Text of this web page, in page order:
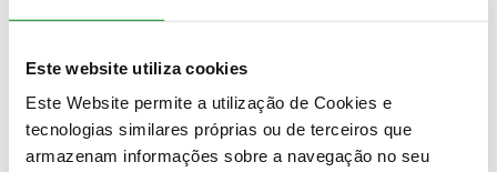
Este website utiliza cookies
Este Website permite a utilização de Cookies e
tecnologias similares próprias ou de terceiros que
armazenam informações sobre a navegação no seu
mudanças climáticas, poluição do ar e condutores
Nesta edição da Revista ACP olhamos para as
consequências legais deste tipo de vandalismo.